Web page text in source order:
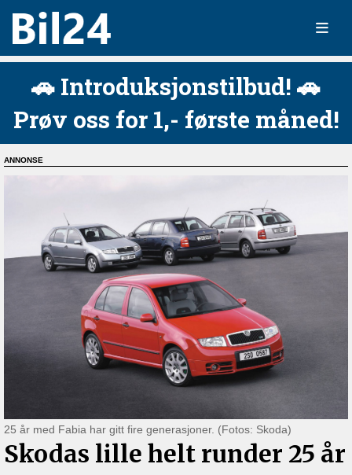
🚗 Introduksjonstilbud! 🚗
Prøv oss for 1,- første måned!
25 år med Fabia har gitt fire generasjoner. (Fotos: Skoda)
Skodas lille helt runder 25 år